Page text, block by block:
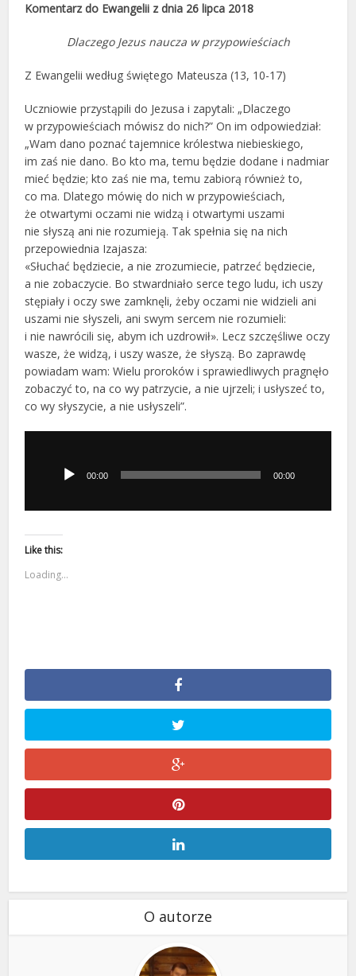
Komentarz do Ewangelii z dnia 26 lipca 2018
Dlaczego Jezus naucza w przypowieściach
Z Ewangelii według świętego Mateusza (13, 10-17)
Uczniowie przystąpili do Jezusa i zapytali: „Dlaczego
w przypowieściach mówisz do nich?” On im odpowiedział:
„Wam dano poznać tajemnice królestwa niebieskiego,
im zaś nie dano. Bo kto ma, temu będzie dodane i nadmiar
mieć będzie; kto zaś nie ma, temu zabiorą również to,
co ma. Dlatego mówię do nich w przypowieściach,
że otwartymi oczami nie widzą i otwartymi uszami
nie słyszą ani nie rozumieją. Tak spełnia się na nich
przepowiednia Izajasza:
«Słuchać będziecie, a nie zrozumiecie, patrzeć będziecie,
a nie zobaczycie. Bo stwardniało serce tego ludu, ich uszy
stępiały i oczy swe zamknęli, żeby oczami nie widzieli ani
uszami nie słyszeli, ani swym sercem nie rozumieli:
i nie nawrócili się, abym ich uzdrowił». Lecz szczęśliwe oczy
wasze, że widzą, i uszy wasze, że słyszą. Bo zaprawdę
powiadam wam: Wielu proroków i sprawiedliwych pragnęło
zobaczyć to, na co wy patrzycie, a nie ujrzeli; i usłyszeć to,
co wy słyszycie, a nie usłyszeli”.
dźwiękowych00:00 00:00
Like this:
Loading...
O autorze